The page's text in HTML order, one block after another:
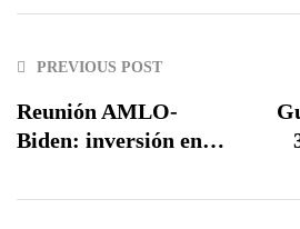
PREVIOUS POST
Reunión AMLO-
Biden: inversión en
fronteriza, “fuertes